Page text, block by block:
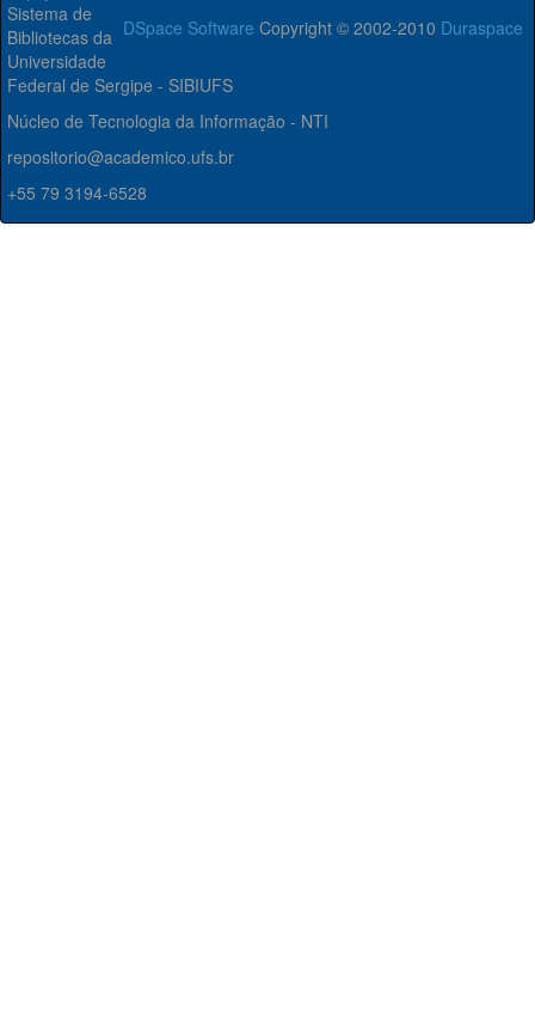
DSpace Software Copyright © 2002-2010 Duraspace
Sistema de
Bibliotecas da
Universidade
Federal de Sergipe - SIBIUFS
Núcleo de Tecnologia da Informação - NTI
repositorio@academico.ufs.br
+55 79 3194-6528